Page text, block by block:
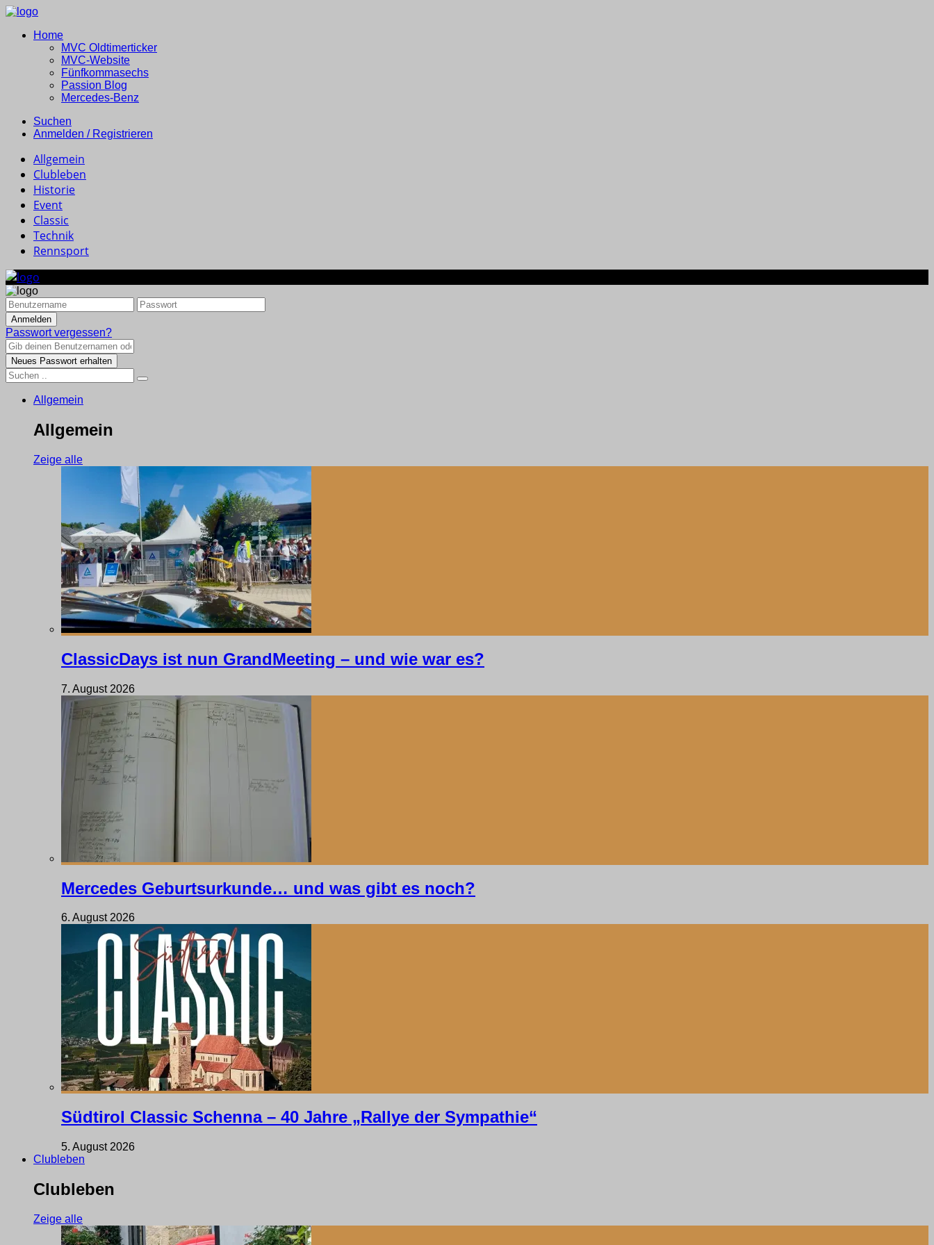
Home
MVC Oldtimerticker
MVC-Website
Fünfkommasechs
Passion Blog
Mercedes-Benz
Suchen
Anmelden / Registrieren
Allgemein
Clubleben
Historie
Event
Classic
Technik
Rennsport
Passwort vergessen?
Allgemein
Allgemein
Zeige alle
ClassicDays ist nun GrandMeeting – und wie war es?
7. August 2026
Mercedes Geburtsurkunde… und was gibt es noch?
6. August 2026
Südtirol Classic Schenna – 40 Jahre „Rallye der Sympathie“
5. August 2026
Clubleben
Clubleben
Zeige alle